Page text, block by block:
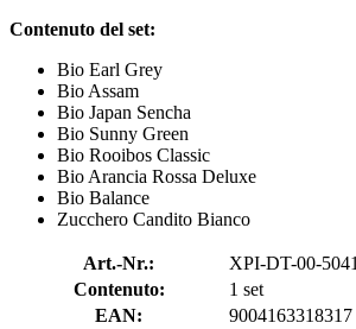
Contenuto del set:
Bio Earl Grey
Bio Assam
Bio Japan Sencha
Bio Sunny Green
Bio Rooibos Classic
Bio Arancia Rossa Deluxe
Bio Balance
Zucchero Candito Bianco
Art.-Nr.:
XPI-DT-00-
Contenuto:
1 set
EAN:
9004163318317